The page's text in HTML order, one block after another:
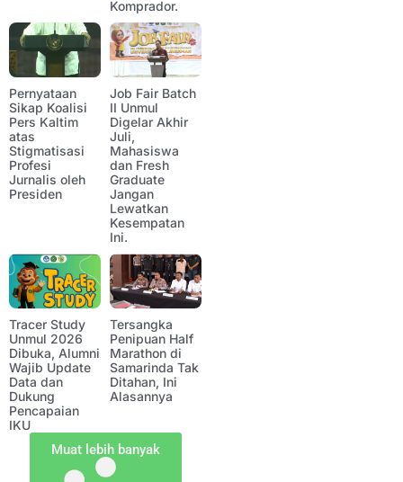
Komprador.
Pernyataan
Sikap Koalisi
Pers Kaltim
atas
Stigmatisasi
Profesi
Jurnalis oleh
Presiden
Job Fair Batch
II Unmul
Digelar Akhir
Juli,
Mahasiswa
dan Fresh
Graduate
Jangan
Lewatkan
Kesempatan
Ini.
Tracer Study
Unmul 2026
Dibuka, Alumni
Wajib Update
Data dan
Dukung
Pencapaian
IKU
Tersangka
Penipuan Half
Marathon di
Samarinda Tak
Ditahan, Ini
Alasannya
Muat lebih banyak